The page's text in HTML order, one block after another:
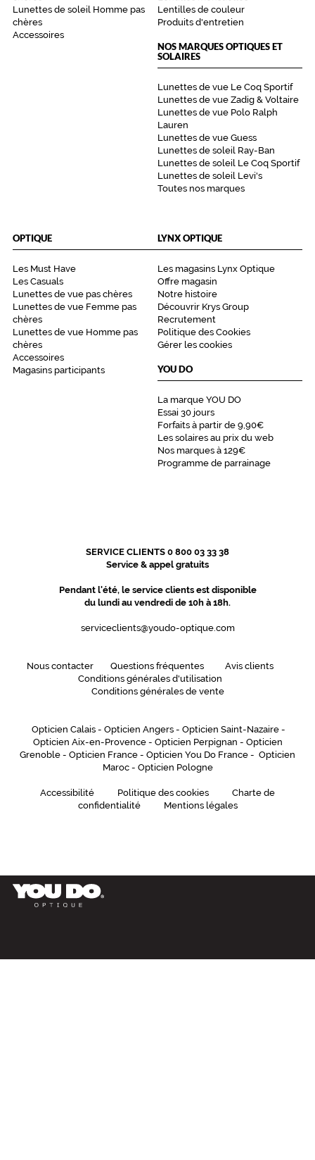
Lunettes de soleil Homme pas
chères
Accessoires
Lentilles de couleur
Produits d'entretien
NOS MARQUES OPTIQUES ET
SOLAIRES
Lunettes de vue Le Coq Sportif
Lunettes de vue Zadig & Voltaire
Lunettes de vue Polo Ralph
Lauren
Lunettes de vue Guess
Lunettes de soleil Ray-Ban
Lunettes de soleil Le Coq Sportif
Lunettes de soleil Levi's
Toutes nos marques
OPTIQUE
Les Must Have
Les Casuals
Lunettes de vue pas chères
Lunettes de vue Femme pas
chères
Lunettes de vue Homme pas
chères
Accessoires
Magasins participants
LYNX OPTIQUE
Les magasins Lynx Optique
Offre magasin
Notre histoire
Découvrir Krys Group
Recrutement
Politique des Cookies
Gérer les cookies
YOU DO
La marque YOU DO
Essai 30 jours
Forfaits à partir de 9,90€
Les solaires au prix du web
Nos marques à 129€
Programme de parrainage
SERVICE CLIENTS 0 800 03 33 38
Service & appel gratuits
Pendant l'été, le service clients est disponible
du lundi au vendredi de 10h à 18h.
serviceclients@youdo-optique.com
Nous contacter Questions fréquentes
Avis clients
Conditions générales d'utilisation
Conditions générales de vente
Opticien Calais - Opticien Angers - Opticien Saint-Nazaire -
Opticien Aix-en-Provence- Opticien Perpignan - Opticien
Grenoble - Opticien France - Opticien You Do France - Opticien
Maroc- Opticien Pologne
Accessibilité Politique des cookies
Charte de
confidentialité
Mentions légales